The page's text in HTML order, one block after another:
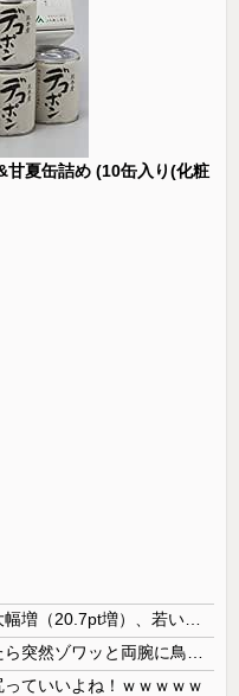
甘夏缶詰め (10缶入り(化粧
っていいよね！ｗｗｗｗｗ